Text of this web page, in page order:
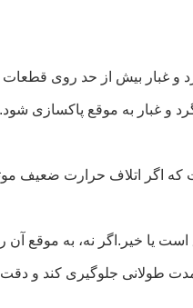
و غبار بیش از حد روی قطعات
و غبار به موقع پاکسازی شود.
است یا خیر.اگر نه، به موقع
طولانی جلوگیری کند و